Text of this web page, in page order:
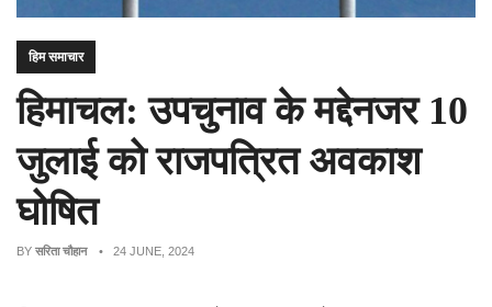
हिम समाचार
हिमाचल: उपचुनाव के मद्देनजर 10
जुलाई को राजपत्रित अवकाश
घोषित
BY सरिता चौहान • 24 JUNE, 2024